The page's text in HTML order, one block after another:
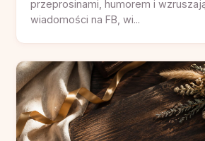
przeprosinami, humorem i
wiadomości na FB, wi...